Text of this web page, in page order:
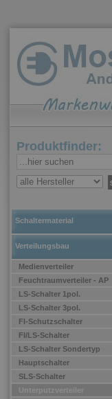
Produktfinder:
Schaltermaterial
Verteilungsbau
Medienverteiler
Feuchtraumverteiler - AP
LS-Schalter 1pol.
LS-Schalter 3pol.
FI-Schutzschalter
FI/LS-Schalter
LS-Schalter Sondertyp
Hauptschalter
SLS-Schalter
Unterputzverteiler